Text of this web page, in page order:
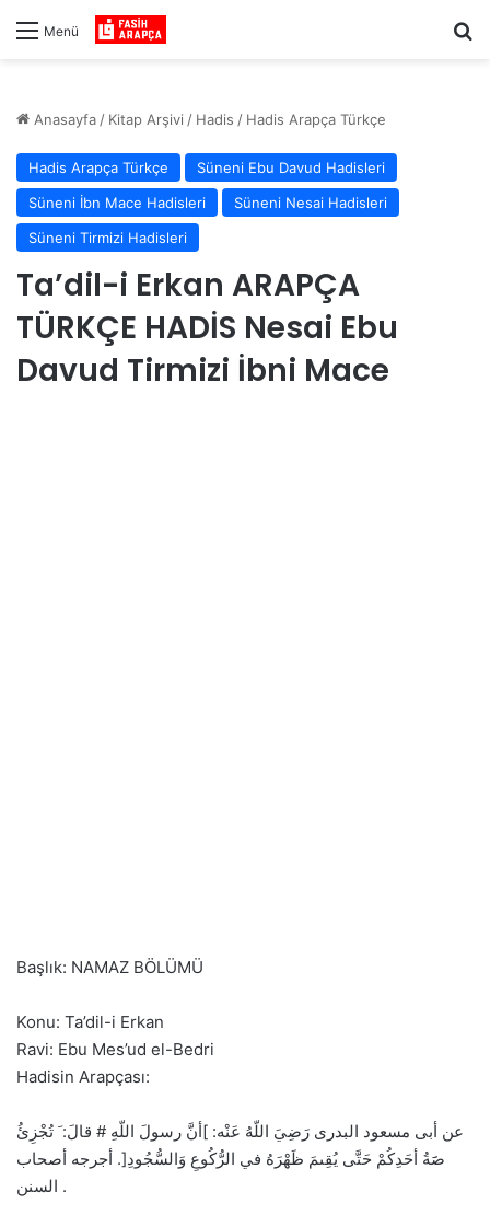
Menü
Anasayfa / Kitap Arşivi / Hadis / Hadis Arapça Türkçe
Hadis Arapça Türkçe
Süneni Ebu Davud Hadisleri
Süneni İbn Mace Hadisleri
Süneni Nesai Hadisleri
Süneni Tirmizi Hadisleri
Ta’dil-i Erkan ARAPÇA
TÜRKÇE HADİS Nesai Ebu
Davud Tirmizi İbni Mace
Başlık: NAMAZ BÖLÜMÜ
Konu: Ta’dil-i Erkan
Ravi: Ebu Mes’ud el-Bedri
Hadisin Arapçası:
عن أبى مسعود البدرى رَضِيَ اللّهُ عَنْه: ]أنَّ رسولَ اللّهِ # قالَ: َ تُجْزِئُ
صََةُ أحَدِكُمْ حَتَّى يُقِىمَ ظَهْرَهُ في الرُّكُوعِ وَالسُّجُودِ[. أجرجه أصحاب
السنن .